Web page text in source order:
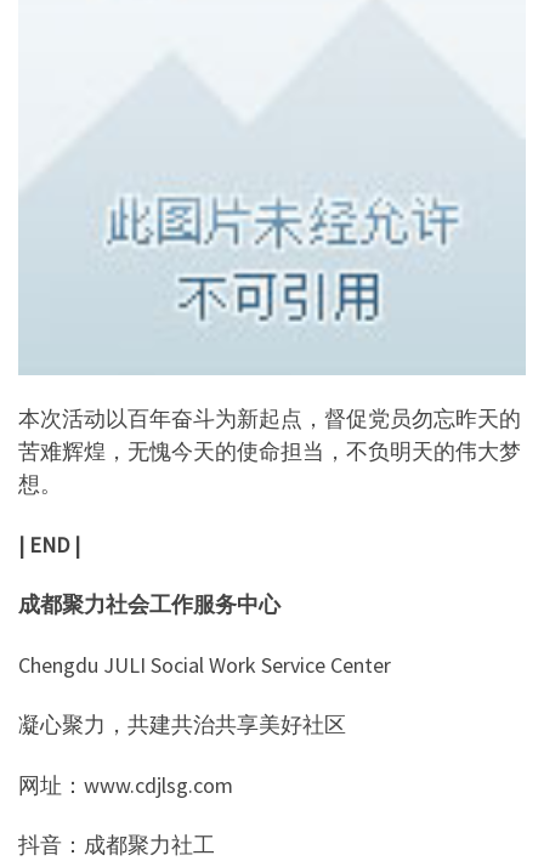
本次活动以百年奋斗为新起点，督促党员勿忘昨天的
苦难辉煌，无愧今天的使命担当，不负明天的伟大梦
想。
| END |
成都聚力社会工作服务中心
Chengdu JULI Social Work Service Center
凝心聚力，共建共治共享美好社区
网址：www.cdjlsg.com
抖音：成都聚力社工